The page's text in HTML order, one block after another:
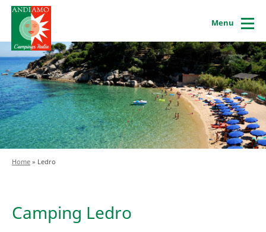
Menu
Home » Ledro
Camping Ledro